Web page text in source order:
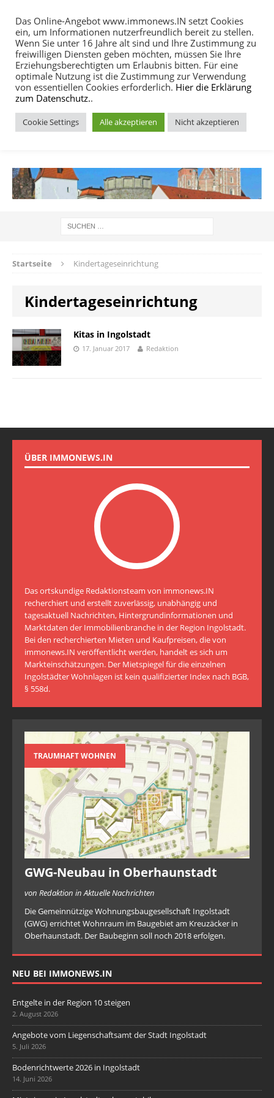
MENU
Startseite Kindertageseinrichtung
Kindertageseinrichtung
Kitas in Ingolstadt
17. Januar 2017 Redaktion
ÜBER IMMONEWS.IN
Das ortskundige Redaktionsteam von immonews.IN
recherchiert und erstellt zuverlässig, unabhängig und
tagesaktuell Nachrichten, Hintergrundinformationen und
Marktdaten der Immobilienbranche in der Region Ingolstadt.
Bei den recherchierten Mieten und Kaufpreisen, die von
immonews.IN veröffentlicht werden, handelt es sich um
Markteinschätzungen. Der Mietspiegel für die einzelnen
Ingolstädter Wohnlagen ist kein qualifizierter Index nach BGB,
§ 558d.
TRAUMHAFT WOHNEN
GWG-Neubau in Oberhaunstadt
von Redaktion in Aktuelle Nachrichten
Die Gemeinnützige Wohnungsbaugesellschaft Ingolstadt
(GWG) errichtet Wohnraum im Baugebiet am Kreuzäcker in
Oberhaunstadt. Der Baubeginn soll noch 2018 erfolgen.
NEU BEI IMMONEWS.IN
Entgelte in der Region 10 steigen
2. August 2026
Angebote vom Liegenschaftsamt der Stadt Ingolstadt
5. Juli 2026
Bodenrichtwerte 2026 in Ingolstadt
14. Juni 2026
Das Online-Angebot www.immonews.IN setzt Cookies
ein, um Informationen nutzerfreundlich bereit zu stellen.
Wenn Sie unter 16 Jahre alt sind und Ihre Zustimmung zu
freiwilligen Diensten geben möchten, müssen Sie Ihre
Erziehungsberechtigten um Erlaubnis bitten. Für eine
optimale Nutzung ist die Zustimmung zur Verwendung
von essentiellen Cookies erforderlich. Hier die Erklärung
zum Datenschutz..
Cookie Settings Alle akzeptieren Nicht akzeptieren